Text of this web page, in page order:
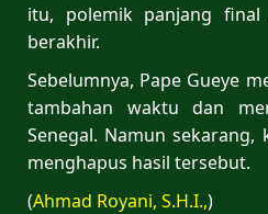
itu, polemik panjang final
berakhir.
Sebelumnya, Pape Gueye
tambahan waktu dan
Senegal. Namun sekarang,
menghapus hasil tersebut.
(Ahmad Royani, S.H.I.,)